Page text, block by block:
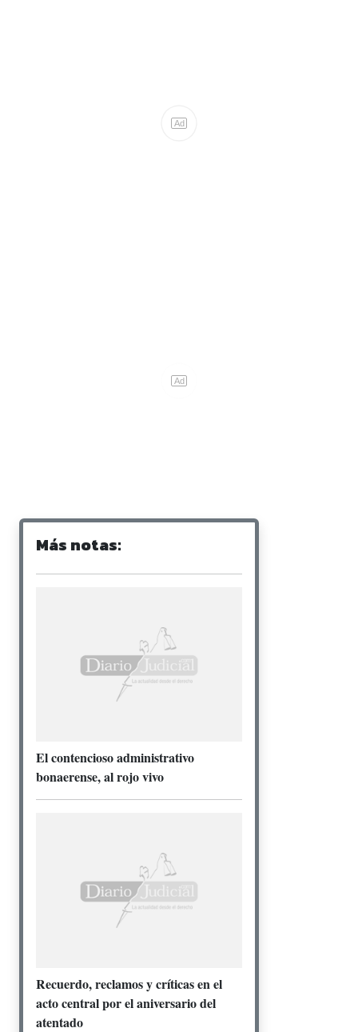
Más notas:
El contencioso administrativo
bonaerense, al rojo vivo
Recuerdo, reclamos y críticas en el
acto central por el aniversario del
atentado